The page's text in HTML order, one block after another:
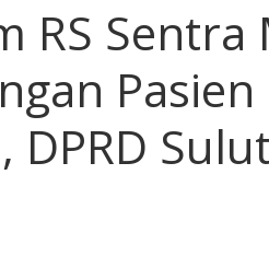
RS
Pasien
DPRD